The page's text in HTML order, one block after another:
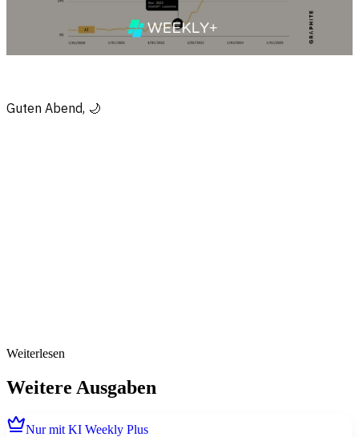
Guten Abend, 🌙
Weiterlesen
Weitere Ausgaben
Nur mit KI Weekly Plus